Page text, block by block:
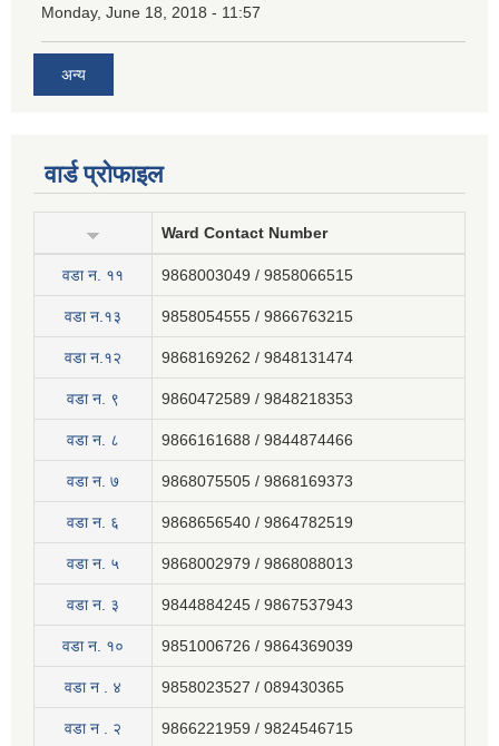
Monday, June 18, 2018 - 11:57
अन्य
वार्ड प्रोफाइल
Ward Contact Number
वडा न‍. ११ 9868003049 / 9858066515
वडा न.१३ 9858054555 / 9866763215
वडा न.१२ 9868169262 / 9848131474
वडा न. ९ 9860472589 / 9848218353
वडा न. ८ 9866161688 / 9844874466
वडा न. ७ 9868075505 / 9868169373
वडा न. ६ 9868656540 / 9864782519
वडा न. ५ 9868002979 / 9868088013
वडा न. ३ 9844884245 / 9867537943
वडा न. १० 9851006726 / 9864369039
वडा न . ४ 9858023527 / 089430365
वडा न . २ 9866221959 / 9824546715